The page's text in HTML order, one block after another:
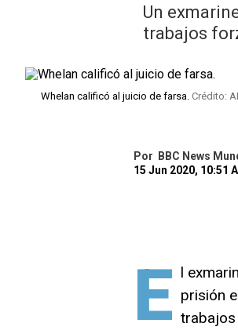
Un
trabajos
Whelan calificó al juicio de farsa. Crédito:
Por
BBC News
15 Jun 2020, 10:51
E l
prisión